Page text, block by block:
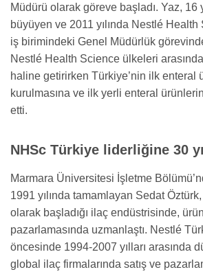
Müdürü olarak göreve başladı. Yaz, 16
büyüyen ve 2011 yılında Nestlé Health
iş birimindeki Genel Müdürlük
Nestlé Health Science ülkeleri
haline getirirken Türkiye’nin ilk enteral
kurulmasına ve ilk yerli enteral
etti.
NHSc Türkiye liderliğine 30
Marmara Üniversitesi İşletme
1991 yılında tamamlayan Sedat
olarak başladığı ilaç endüstrisinde,
pazarlamasında uzmanlaştı. Nestlé
öncesinde 1994-2007 yılları arasında
global ilaç firmalarında satış ve